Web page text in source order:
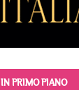
IN PRIMO PIANO